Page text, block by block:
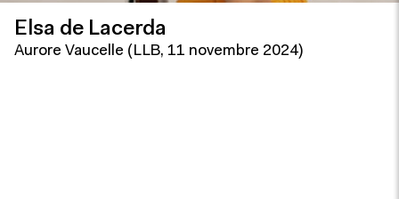
Elsa de Lacerda
Aurore Vaucelle (LLB, 11 novembre 2024)